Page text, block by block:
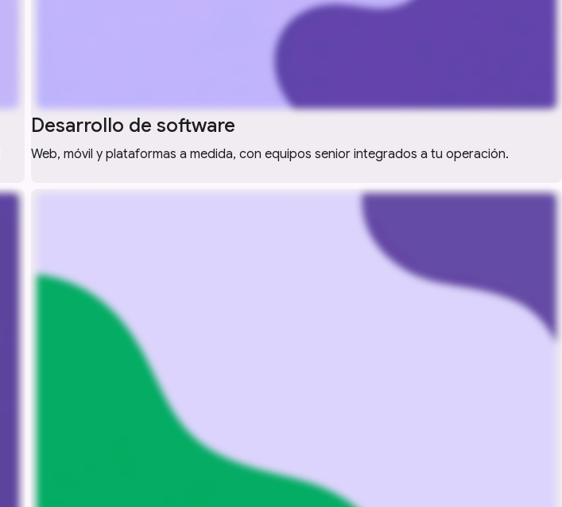
Desarrollo de software
Web, móvil y plataformas a medida, con equipos senior integrados a tu operación.